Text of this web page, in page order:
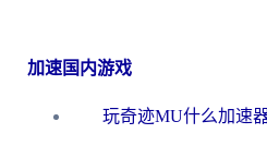
加速国内游戏